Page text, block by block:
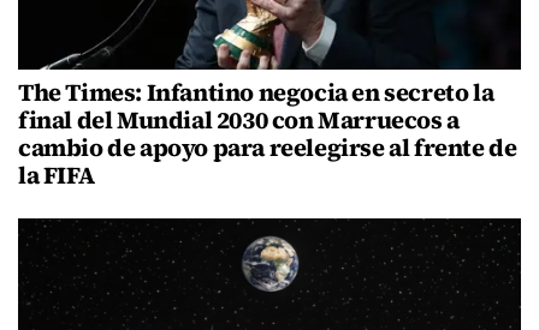
The Times: Infantino negocia en secreto la
final del Mundial 2030 con Marruecos a
cambio de apoyo para reelegirse al frente de
la FIFA